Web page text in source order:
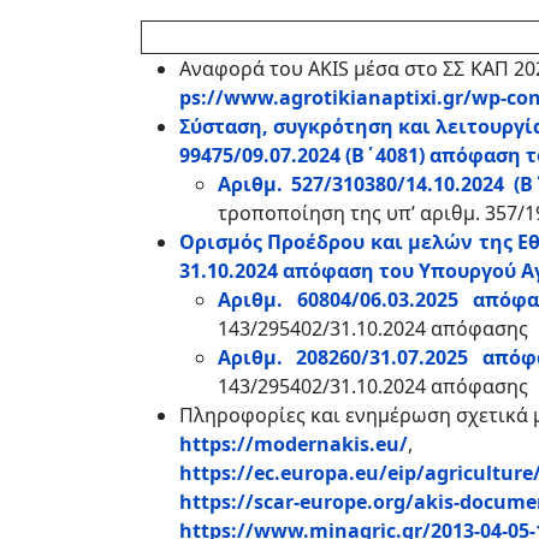
Αναφορά του AKIS μέσα στο ΣΣ ΚΑΠ
ps://www.agrotikianaptixi.gr/wp-
Σύσταση, συγκρότηση και
99475/09.07.2024 (Β΄4081) απόφαση
Αριθμ. 527/310380/14.10.2024
τροποποίηση της υπ’ αριθμ.
Ορισμός Προέδρου και μελών της
31.10.2024 απόφαση του Υπουργού
Αριθμ. 60804/06.03.2025
143/295402/31.10.2024 απόφασης
Αριθμ. 208260/31.07.2025
143/295402/31.10.2024 απόφασης
Πληροφορίες και ενημέρωση
https://modernakis.eu/,
https://ec.europa.eu/eip/
https://scar-europe.org/akis-
https://www.minagric.gr/2013-04-